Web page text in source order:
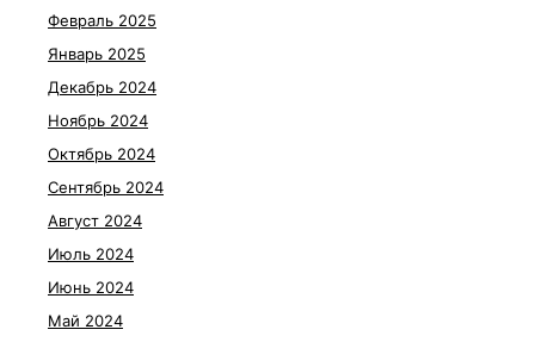
Февраль 2025
Январь 2025
Декабрь 2024
Ноябрь 2024
Октябрь 2024
Сентябрь 2024
Август 2024
Июль 2024
Июнь 2024
Май 2024